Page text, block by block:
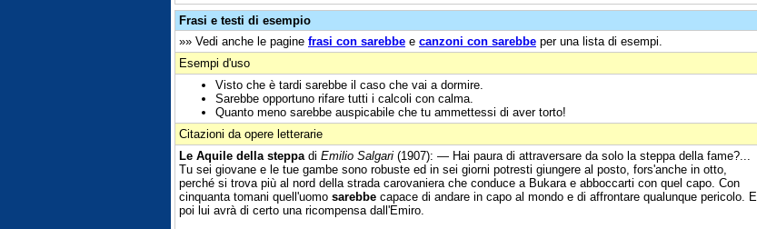
Frasi e testi di esempio
»» Vedi anche le pagine frasi con sarebbe e canzoni con sarebbe per una lista di esempi.
Esempi d'uso
Visto che è tardi sarebbe il caso che vai a dormire.
Sarebbe opportuno rifare tutti i calcoli con calma.
Quanto meno sarebbe auspicabile che tu ammettessi di aver torto!
Citazioni da opere letterarie
Le Aquile della steppa di Emilio Salgari (1907): — Hai paura di attraversare da solo la steppa della fame?...
Tu sei giovane e le tue gambe sono robuste ed in sei giorni potresti giungere al posto, fors'anche in otto,
perché si trova più al nord della strada carovaniera che conduce a Bukara e abboccarti con quel capo. Con
cinquanta tomani quell'uomo sarebbe capace di andare in capo al mondo e di affrontare qualunque pericolo. E
poi lui avrà di certo una ricompensa dall'Emiro.